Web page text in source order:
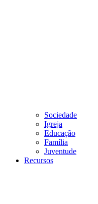
Sociedade
Igreja
Educação
Família
Juventude
Recursos